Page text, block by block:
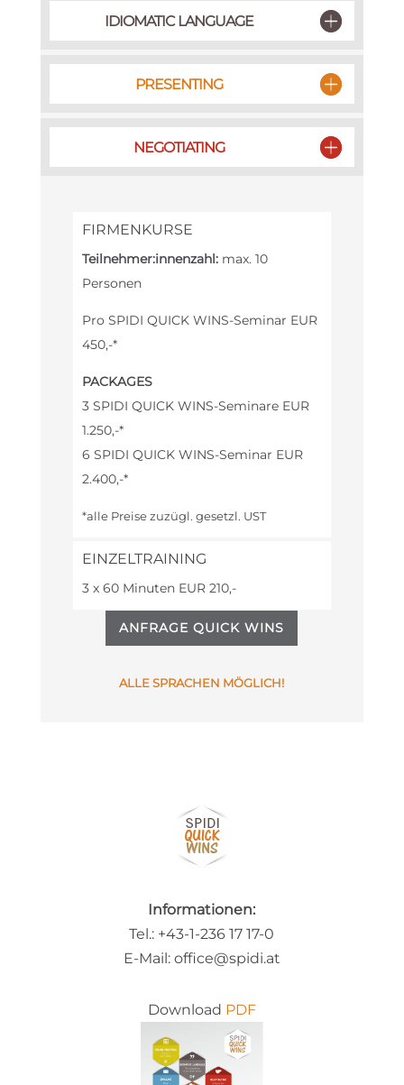
IDIOMATIC LANGUAGE
PRESENTING
NEGOTIATING
FIRMENKURSE
Teilnehmer:innenzahl: max. 10
Personen
Pro SPIDI QUICK WINS-Seminar EUR
450,-*
PACKAGES
3 SPIDI QUICK WINS-Seminare EUR
1.250,-*
6 SPIDI QUICK WINS-Seminar EUR
2.400,-*
*alle Preise zuzügl. gesetzl. UST
EINZELTRAINING
3 x 60 Minuten EUR 210,-
ANFRAGE QUICK WINS
ALLE SPRACHEN MÖGLICH!
Informationen:
Tel.: +43-1-236 17 17-0
E-Mail: office@spidi.at
Download PDF